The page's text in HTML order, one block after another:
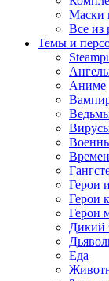
Маски
Все из
Темы и
Аниме
Герои
Герои
Герои
Дикий
Еда